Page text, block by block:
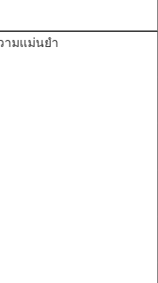
ามแม่นยำ